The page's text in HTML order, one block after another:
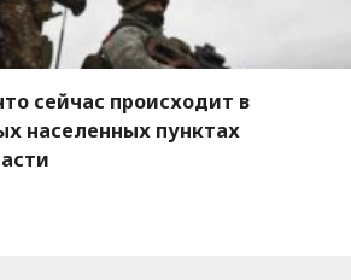
сейчас происходит в
населенных пунктах